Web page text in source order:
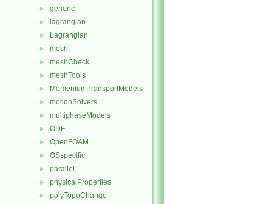
► generic
► lagrangian
► Lagrangian
► mesh
► meshCheck
► meshTools
► MomentumTransportModels
► motionSolvers
► multiphaseModels
► ODE
► OpenFOAM
► OSspecific
► parallel
► physicalProperties
► polyTopoChange